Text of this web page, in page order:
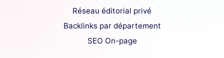
Réseau éditorial privé
Backlinks par département
SEO On-page